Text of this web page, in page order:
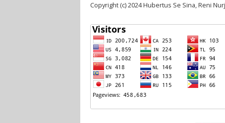
Copyright (c) 2024 Hubertus Se Sina, Reni